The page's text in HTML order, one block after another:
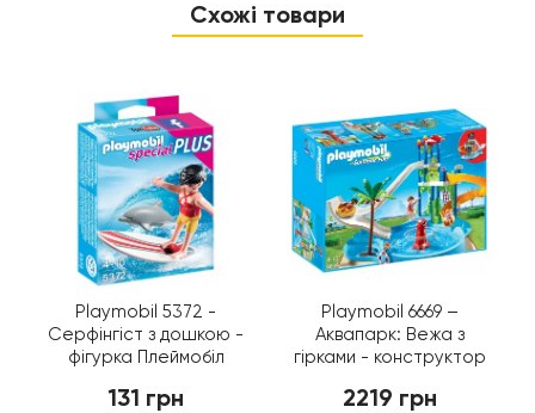
Схожі товари
Playmobil 5372 -
Серфінгіст з дошкою -
фігурка Плеймобіл
131 грн
Playmobil 6669 –
Аквапарк: Вежа з
гірками - конструктор
2219 грн